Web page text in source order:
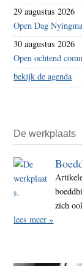
29 augustus 2026
Open Dag
30 augustus 2026
Open ochtend
bekijk de agenda
De werkplaats
zich
lees meer »